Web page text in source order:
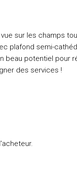
sur les champs
plafond semi-
beau potentiel pour
des services !